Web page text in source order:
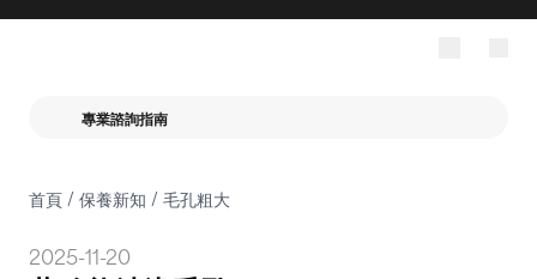
專業諮詢指南
首頁/ 保養新知 / 毛孔粗大
2025-11-20